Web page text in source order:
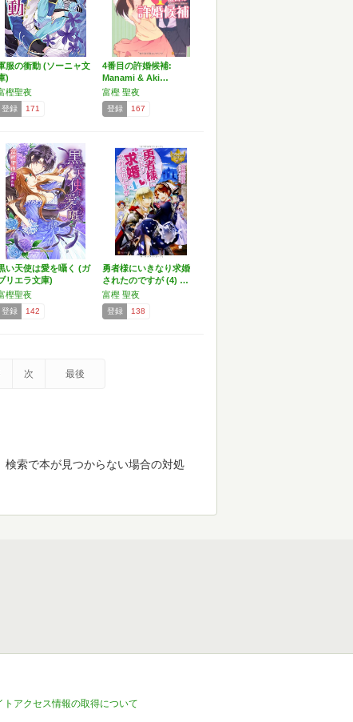
服の衝動 (ソーニャ文
)
樫聖夜
登録 171
4番目の許婚候補:
Manami & Aki…
富樫 聖夜
登録 167
い天使は愛を囁く (ガ
リエラ文庫)
樫聖夜
登録 142
勇者様にいきなり求婚
されたのですが (4) …
富樫 聖夜
登録 138
次 最後
索で本が見つからない場合の対処
トアクセス情報の取得について